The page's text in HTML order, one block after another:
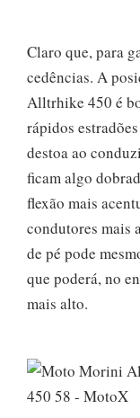
Claro que, para
cedências. A
Alltrhike 450 é
rápidos
destoa ao
ficam algo
flexão mais
condutores mais
de pé pode
que poderá, no
mais alto.